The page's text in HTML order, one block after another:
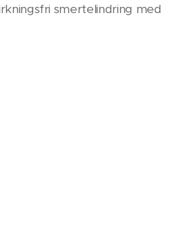
smertelindring med